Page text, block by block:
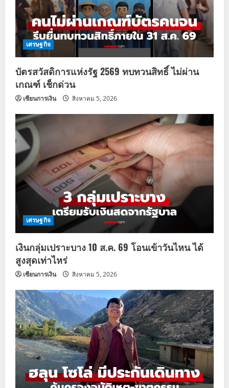
เศรษฐกิจ
บัตรสวัสดิการแห่งรัฐ 2569 ทบทวนสิทธิ์ ไม่ผ่าน
เกณฑ์ เช็กด่วน
เซียนการเงิน สิงหาคม 5, 2026
เศรษฐกิจ
เงินกลุ่มเปราะบาง 10 ส.ค. 69 โอนเข้าวันไหน ได้
สูงสุดเท่าไหร่
เซียนการเงิน สิงหาคม 5, 2026